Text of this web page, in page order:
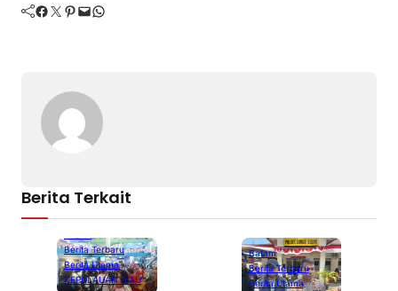
Facebook Twitter Pinterest Mail WhatsApp
Berita Terkait
Berita Terbaru
Berita Utama
KEPULAUAN RIAU
Batam
Berita Terbaru
Berita Utama